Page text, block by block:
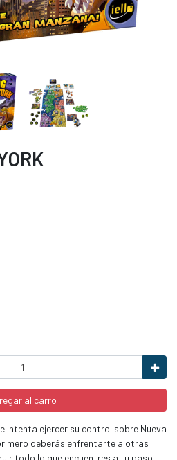
al carro
intenta ejercer su control sobre Nueva
deberás enfrentarte a otras